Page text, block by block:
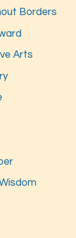
Borders
Arts